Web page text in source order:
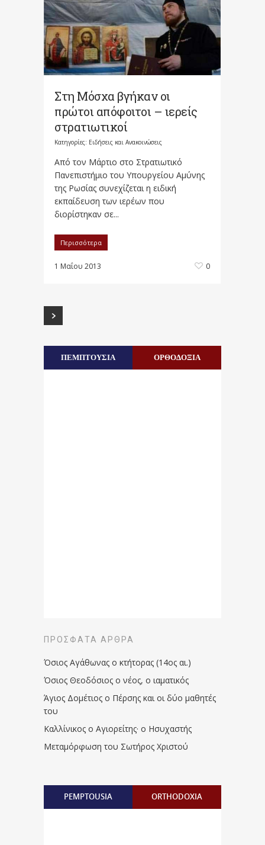
Στη Μόσχα βγήκαν οι
πρώτοι απόφοιτοι – ιερείς
στρατιωτικοί
Κατηγορίες: Ειδήσεις και Ανακοινώσεις
Από τον Μάρτιο στο Στρατιωτικό
Πανεπιστήμιο του Υπουργείου Αμύνης
της Ρωσίας συνεχίζεται η ειδική
εκπαίδευση των ιερέων που
διορίστηκαν σε...
Περισσότερα
1 Μαΐου 2013 0
ΠΕΜΠΤΟΥΣΙΑ ΟΡΘΟΔΟΞΙΑ
ΠΡΌΣΦΑΤΑ ΆΡΘΡΑ
Όσιος Αγάθωνας ο κτήτορας (14ος αι.)
Όσιος Θεοδόσιος ο νέος, ο ιαματικός
Άγιος Δομέτιος ο Πέρσης και οι δύο μαθητές
του
Καλλίνικος ο Αγιορείτης · ο Ησυχαστής
Μεταμόρφωση του Σωτήρος Χριστού
PEMPTOUSIA ORTHODOXIA